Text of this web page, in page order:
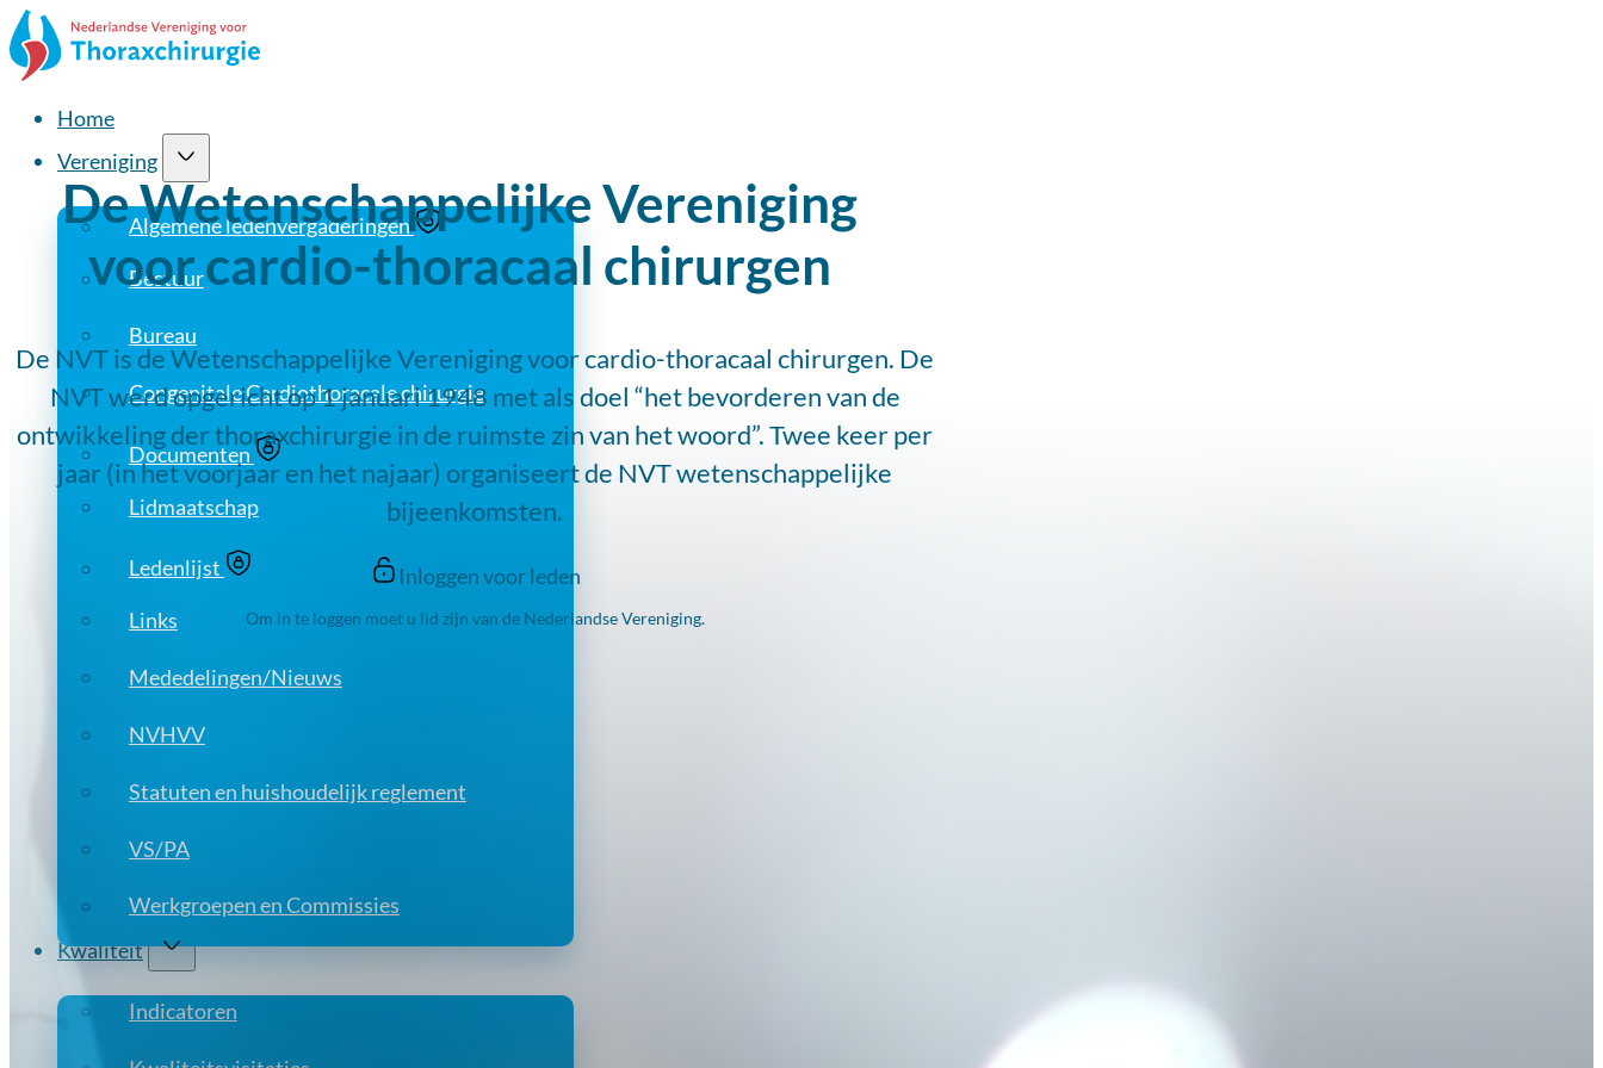
Home
Vereniging
Algemene ledenvergaderingen
Bestuur
Bureau
Congenitale Cardiothoracale chirurgie
Documenten
Lidmaatschap
Ledenlijst
Links
Mededelingen/Nieuws
NVHVV
Statuten en huishoudelijk reglement
VS/PA
Werkgroepen en Commissies
Kwaliteit
Indicatoren
De Wetenschappelijke Vereniging
voor cardio-thoracaal chirurgen
De NVT is de Wetenschappelijke Vereniging voor cardio-thoracaal chirurgen. De
NVT werd opgericht op 1 januari 1948 met als doel “het bevorderen van de
ontwikkeling der thoraxchirurgie in de ruimste zin van het woord”. Twee keer per
jaar (in het voorjaar en het najaar) organiseert de NVT wetenschappelijke
bijeenkomsten.
Inloggen voor leden
Om in te loggen moet u lid zijn van de Nederlandse Vereniging.